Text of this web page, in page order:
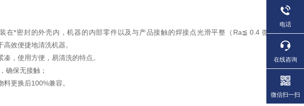
在*密封的外壳内，机器的内部零件以及与产品接触的焊接点光滑平整（Ra≦ 0.4 微
效便捷地清洗机器。
，使用方便，易清洗的特点。
确保无接触；
更换后100%兼容。
电话
在线咨询
微信扫一扫